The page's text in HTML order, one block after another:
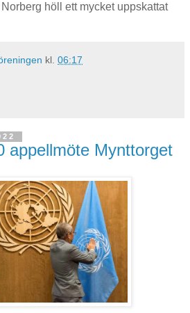
höll ett mycket uppskattat
kl. 06:17
appellmöte Mynttorget